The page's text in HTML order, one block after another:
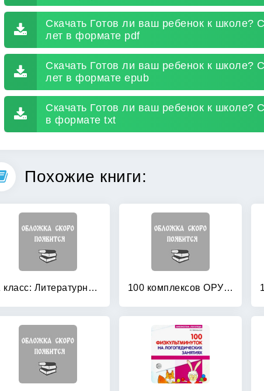
Скачать Готов ли ваш ребенок к школе?
лет в формате pdf
Скачать Готов ли ваш ребенок к школе?
лет в формате epub
Скачать Готов ли ваш ребенок к школе?
в формате txt
Похожие книги:
1 класс: Литературное чтение. Методические рекомендации. ФГОС 100 комплексов ОРУ для младших дошкольников с использованием стандартного и нестандартного оборудования